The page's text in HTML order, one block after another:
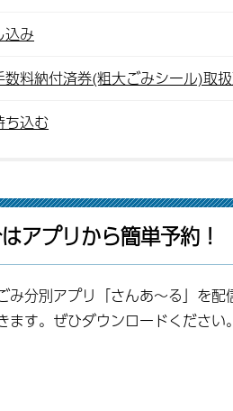
込み
料納付済券(粗大ごみシール)取
ち込む
アプリから簡単予約！
み分別アプリ「さんあ～る」を
す。ぜひダウンロードください。